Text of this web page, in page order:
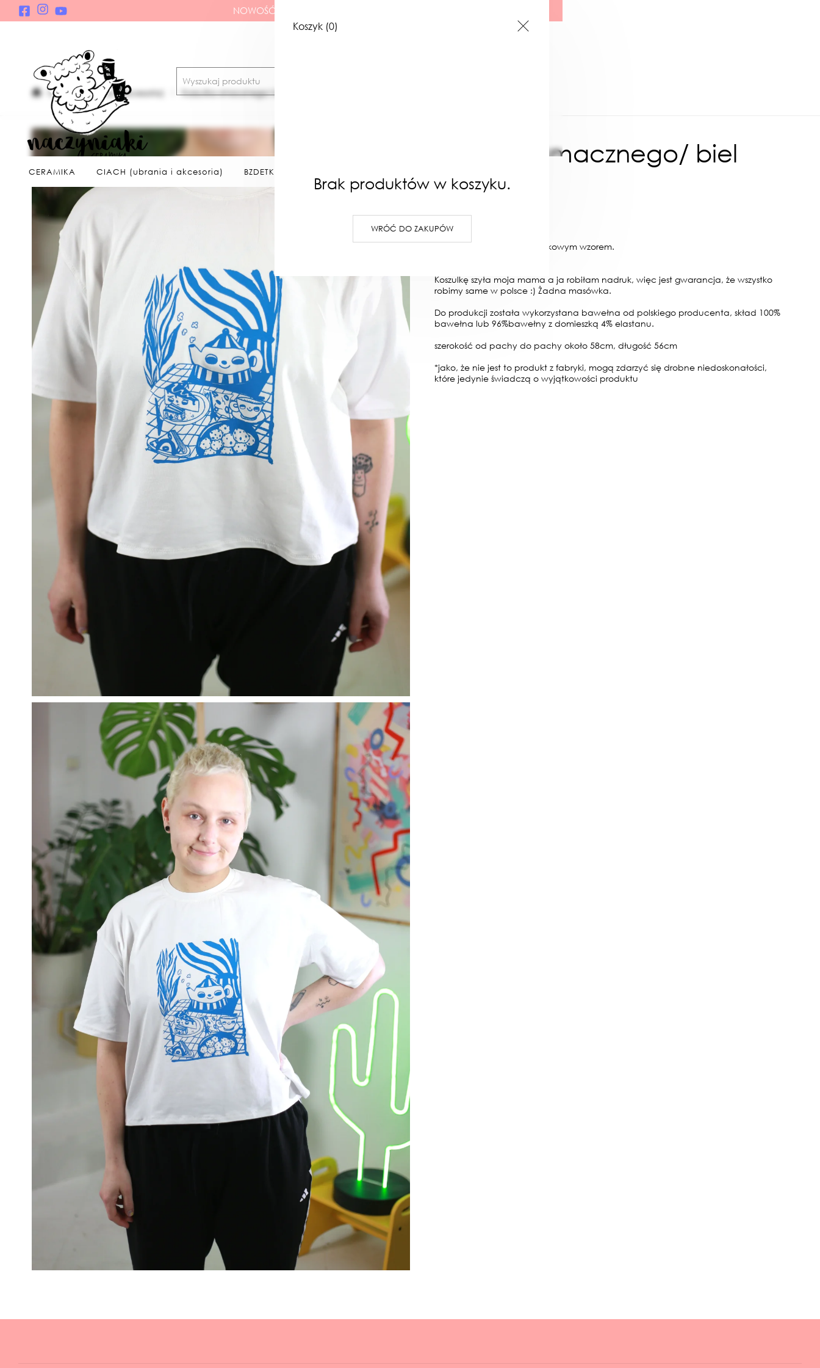
NOWOŚĆ! ILUSTRACJE
CERAMIKA CIACH (ubrania i akcesoria) BZDETKI
Koszyk (0)
Brak produktów w koszyku.
WRÓĆ DO ZAKUPÓW
CIACH (ubrania i akcesoria) Koszulka smacznego/ biel
Koszulka smacznego/ biel
120,00 zł
PRODUKT NIEDOSTĘPNY
Oversizeowy T-shirt z sitodrukowym wzorem.
Koszulkę szyła moja mama a ja robiłam nadruk, więc jest gwarancja, że wszystko
robimy same w polsce :) Żadna masówka.
Do produkcji została wykorzystana bawełna od polskiego producenta, skład 100%
bawełna lub 96%bawełny z domieszką 4% elastanu.
szerokość od pachy do pachy około 58cm, długość 56cm
*jako, że nie jest to produkt z fabryki, mogą zdarzyć się drobne niedoskonałości,
które jedynie świadczą o wyjątkowości produktu